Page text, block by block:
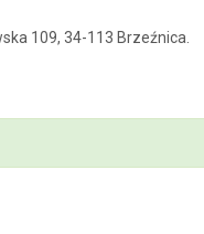
109, 34-113 Brzeźnica.